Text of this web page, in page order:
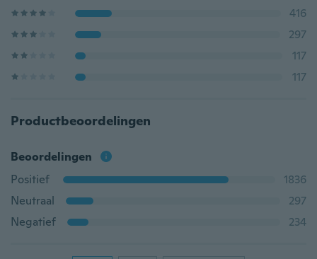
416
297
117
117
Productbeoordelingen
Beoordelingen
Positief
1836
Neutraal
297
Negatief
234